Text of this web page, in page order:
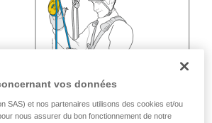
vos données
SAS) et nos partenaires utilisons des cookies et/ou
nous assurer du bon fonctionnement de notre